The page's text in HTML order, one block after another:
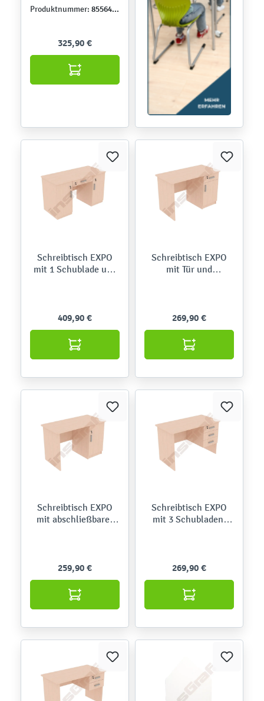
Produktnummer: 855642N
325,90 €
Schreibtisch EXPO
mit 1 Schublade und
409,90 €
Schreibtisch EXPO
mit Tür und
269,90 €
Schreibtisch EXPO
mit abschließbarer
259,90 €
Schreibtisch EXPO
mit 3 Schubladen,
269,90 €